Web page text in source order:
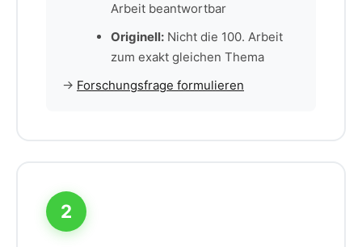
Arbeit beantwortbar
Originell: Nicht die 100. Arbeit
zum exakt gleichen Thema
→ Forschungsfrage formulieren
2